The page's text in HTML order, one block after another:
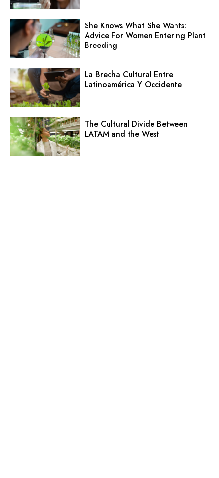
She Knows What She Wants:
Advice For Women Entering Plant
Breeding
La Brecha Cultural Entre
Latinoamérica Y Occidente
The Cultural Divide Between
LATAM and the West